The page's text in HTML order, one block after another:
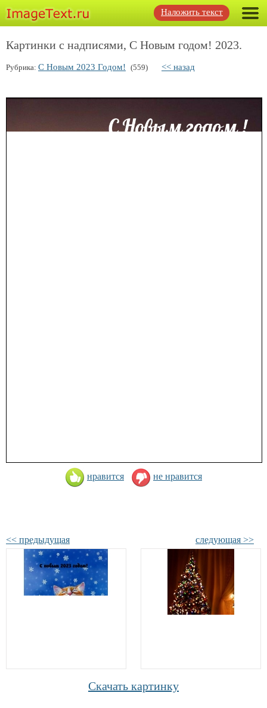
Наложить текст
Картинки с надписями, С Новым годом! 2023.
Рубрика: С Новым 2023 Годом! (559) << назад
нравится не нравится
<< предыдущая следующая >>
Скачать картинку